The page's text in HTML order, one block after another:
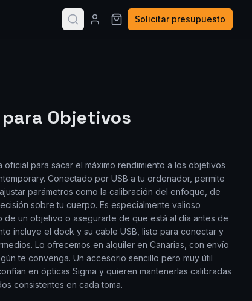
Solicitar presupuesto
para Objetivos
oficial para sacar el máximo rendimiento a los objetivos
Conectado por USB a tu ordenador, permite
parámetros como la calibración del enfoque, de
sobre tu cuerpo. Es especialmente valioso
de un objetivo o asegurarte de que está al día antes de
incluye el dock y su cable USB, listo para conectar y
Lo ofrecemos en alquiler en Canarias, con envío
te convenga. Un accesorio sencillo pero muy útil
en ópticas Sigma y quieren mantenerlas calibradas
consistentes en cada toma.